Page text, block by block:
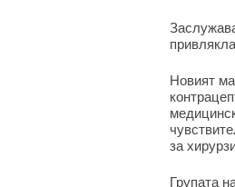
Новият
за
Групата